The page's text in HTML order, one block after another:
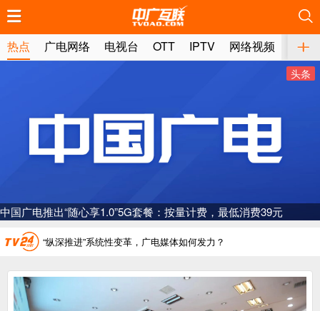
热点 广电网络 电视台 OTT IPTV 网络视频 媒体
头条
“广电方案”纳入国家应急通信一体化保障体系
广电总局对互联网电视自动续费专项治理
中国广电：编制一体化电视技术标准白皮书
一电视频道开播
“纵深推进”系统性变革，广电媒体如何发力？
“一省一网”，中国广电为何走了二十年？
广电总局对互联网电视自动续费专项治理
推荐
推荐
推荐
推荐
推荐
推荐
推荐
推荐
推荐
推荐
推荐
推荐
推荐
推荐
推荐
推荐
推荐
推荐
推荐
推荐